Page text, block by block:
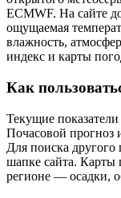
ECMWF. На сайте
ощущаемая
влажность,
индекс и карты
Как
Текущие
Почасовой прогноз
Для поиска другого
шапке сайта. Карты
регионе — осадки,